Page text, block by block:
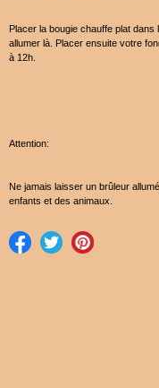
Placer la bougie chauffe plat
allumer là. Placer ensuite votre
à 12h.
Attention:
Ne jamais laisser un brûleur
enfants et des animaux.